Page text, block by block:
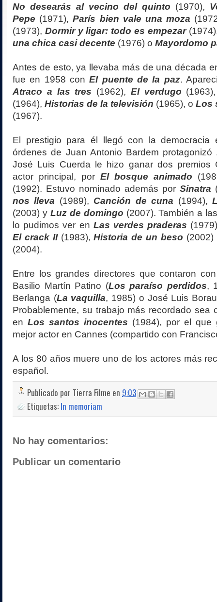
No desearás al vecino del quinto (1970),
Pepe (1971),París bien vale una moza
(1973), Dormir y ligar: todo es empezar
una chica casi decente (1976) o Mayordomo
Antes de esto, ya llevaba más de una década
fue en 1958 conEl puente de la paz.
Atraco a las tres (1962), El verdugo
(1964), Historias de la televisión (1965), o Los
(1967).
El prestigio para él llegó con la democracia
órdenes de Juan Antonio Bardem protagonizó
José Luis Cuerda le hizo ganar dos premios
actor principal, por El bosque animado
(1992). Estuvo nominado además por Sinatra
nos lleva (1989), Canción de cuna (1994),
(2003) y Luz de domingo (2007). También a
lo pudimos ver en Las verdes praderas
El crack II(1983),Historia de un beso
(2004).
Entre los grandes directores que contaron
Basilio Martín Patino (Los paraíso perdidos,
Berlanga (La vaquilla, 1985) o José Luis
Probablemente, su trabajo más recordado sea
en Los santos inocentes (1984), por el que
mejor actor en Cannes (compartido con
A los 80 años muere uno de los actores más
español.
Publicado por Tierra Filme en 9:03
Etiquetas: In memoriam
No hay comentarios:
Publicar un comentario